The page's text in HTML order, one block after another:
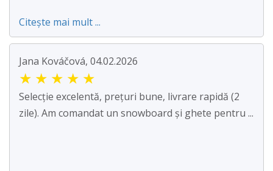
Citește mai mult ...
Jana Kováčová, 04.02.2026
★ ★ ★ ★ ★
Selecție excelentă, prețuri bune, livrare rapidă (2
zile). Am comandat un snowboard și ghete pentru ...